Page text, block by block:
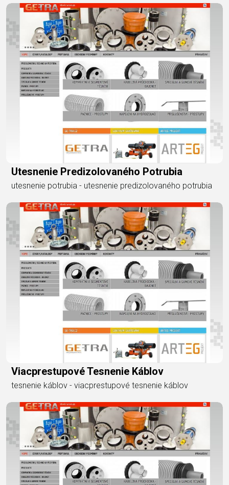
Utesnenie Predizolovaného Potrubia
utesnenie potrubia - utesnenie predizolovaného potrubia
Viacprestupové Tesnenie Káblov
tesnenie káblov - viacprestupové tesnenie káblov